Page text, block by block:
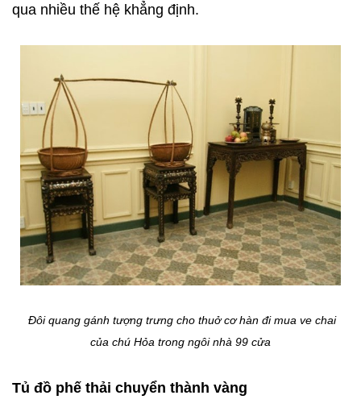
qua nhiều thế hệ khẳng định.
Đôi quang gánh tượng trưng cho thuở cơ hàn đi mua ve chai
của chú Hỏa trong ngôi nhà 99 cửa
Tủ đồ phế thải chuyển thành vàng